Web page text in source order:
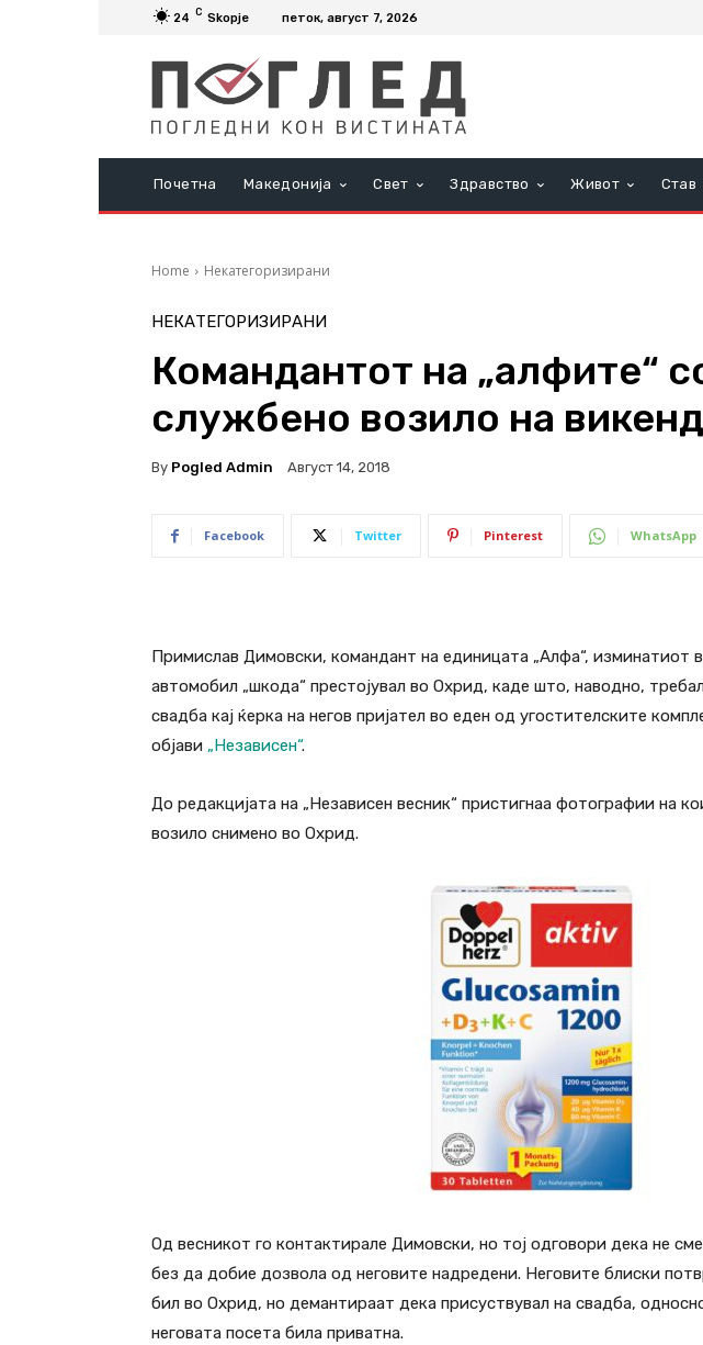
24 C Skopje петок, август 7, 2026
Почетна Македонија Свет Здравство Живот Став
Home Некатегоризирани
НЕКАТЕГОРИЗИРАНИ
Командантот на „алфите“
службено возило на
By Pogled Admin Август 14, 2018
Facebook Twitter Pinterest WhatsApp
Примислав Димовски, командант на единицата „Алфа“, изминатиот
автомобил „шкода“ престојувал во Охрид, каде што, наводно,
свадба кај ќерка на негов пријател во еден од угостителските
објави „Независен“.
До редакцијата на „Независен весник“ пристигнаа фотографии на
возило снимено во Охрид.
Од весникот го контактирале Димовски, но тој одговори дека не
без да добие дозвола од неговите надредени. Неговите блиски
бил во Охрид, но демантираат дека присуствувал на свадба,
неговата посета била приватна.